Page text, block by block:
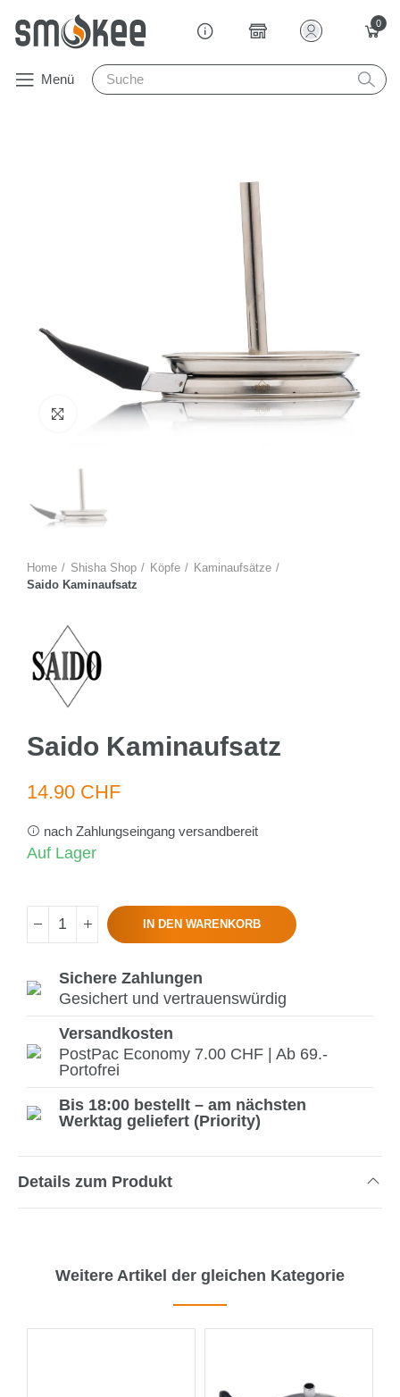
0
Menü
Zum Vergrössern anklicken
Home Shisha Shop Köpfe
Kaminaufsätze
Saido Kaminaufsatz
Saido Kaminaufsatz
14.90 CHF
nach Zahlungseingang versandbereit
Auf Lager
IN DEN WARENKORB
Sichere Zahlungen
Gesichert und vertrauenswürdig
Versandkosten
PostPac Economy 7.00 CHF | Ab 69.-
Portofrei
Bis 18:00 bestellt – am nächsten
Werktag geliefert (Priority)
Details zum Produkt
Weitere Artikel der gleichen Kategorie